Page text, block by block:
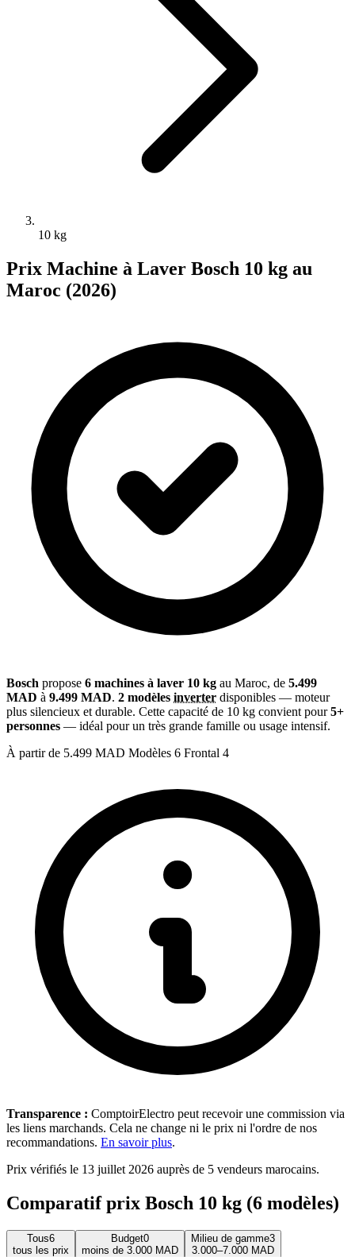
10 kg
Prix Machine à Laver Bosch 10 kg au
Maroc (2026)
Bosch propose 6 machines à laver 10 kg au Maroc, de 5.499
MAD à 9.499 MAD. 2 modèles inverter disponibles — moteur
plus silencieux et durable. Cette capacité de 10 kg convient pour5+
personnes — idéal pour un très grande famille ou usage intensif.
À partir de 5.499 MAD Modèles 6 Frontal 4
Transparence : ComptoirElectro peut recevoir une commission via
les liens marchands. Cela ne change ni le prix ni l'ordre de nos
recommandations. En savoir plus.
Prix vérifiés le 13 juillet 2026 auprès de 5 vendeurs marocains.
Comparatif prix Bosch 10 kg (6 modèles)
Tous6
tous les prix
Budget0
moins de 3.000 MAD
Milieu de gamme3
3.000–7.000 MAD